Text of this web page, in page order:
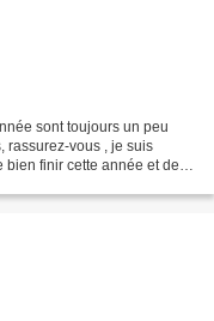
sont toujours un peu
rassurez-vous , je suis
bien finir cette année et de